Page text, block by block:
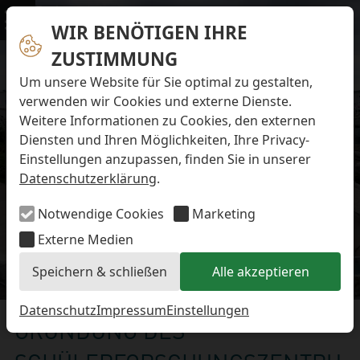
WIR BENÖTIGEN IHRE
ZUSTIMMUNG
Um unsere Website für Sie optimal zu gestalten,
verwenden wir Cookies und externe Dienste.
Weitere Informationen zu Cookies, den externen
Diensten und Ihren Möglichkeiten, Ihre Privacy-
Einstellungen anzupassen, finden Sie in unserer
Datenschutzerklärung.
Notwendige Cookies
Marketing
Externe Medien
Speichern & schließen
Alle akzeptieren
DatenschutzImpressumEinstellungen
Menü
Navigation überspringen
Preise & Infos
Öffnungs- und Fütterungszeiten
Eintrittspreise
Aktuelles
Alle Meldungen
Eisbären-Nachwuchs Anna & Elsa
Eisbären-Nachwuchs Lale & Lili
FAQ zum Tod des Schimpansen-Jungtiers
Newsletter
Bildungsletter
Barrierefreier Zoo
Hausordnung
Arbeiten im Zoo
Ausbildung zur Zootierpflegerin/zum Zootierpfleger
Freiwilliges ökologisches Jahr (FÖJ)
Mitarbeiter:in (w/m/d) auf Minijob-Basis
Patenschaften
Förderverein
Aktuelles
GRÜNDUNG DES